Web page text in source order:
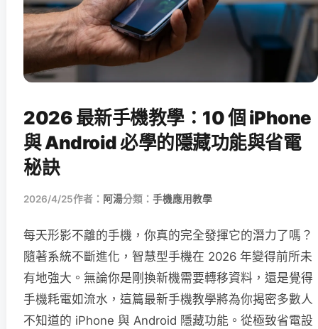
2026 最新手機教學：10 個 iPhone
與 Android 必學的隱藏功能與省電
秘訣
2026/4/25作者： 阿湯分類： 手機應用教學
每天形影不離的手機，你真的完全發揮它的潛力了嗎？
隨著系統不斷進化，智慧型手機在 2026 年變得前所未
有地強大。無論你是剛換新機需要轉移資料，還是覺得
手機耗電如流水，這篇最新手機教學將為你揭密多數人
不知道的 iPhone 與 Android 隱藏功能。從極致省電設